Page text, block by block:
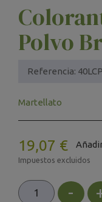
Polvo
Referencia:
Martellato
19,07 €
Impuestos excluidos
-